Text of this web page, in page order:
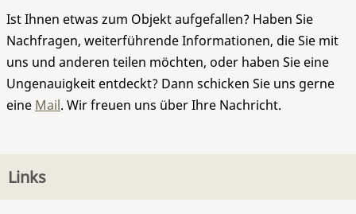
Ist Ihnen etwas zum Objekt aufgefallen? Haben Sie
Nachfragen, weiterführende Informationen, die Sie mit
uns und anderen teilen möchten, oder haben Sie eine
Ungenauigkeit entdeckt? Dann schicken Sie uns gerne
eine Mail. Wir freuen uns über Ihre Nachricht.
Links